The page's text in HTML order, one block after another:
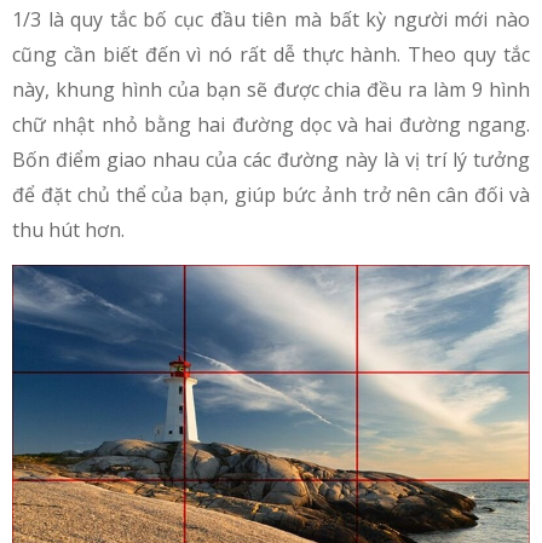
1/3 là quy tắc bố cục đầu tiên mà bất kỳ người mới nào
cũng cần biết đến vì nó rất dễ thực hành. Theo quy tắc
này, khung hình của bạn sẽ được chia đều ra làm 9 hình
chữ nhật nhỏ bằng hai đường dọc và hai đường ngang.
Bốn điểm giao nhau của các đường này là vị trí lý tưởng
để đặt chủ thể của bạn, giúp bức ảnh trở nên cân đối và
thu hút hơn.